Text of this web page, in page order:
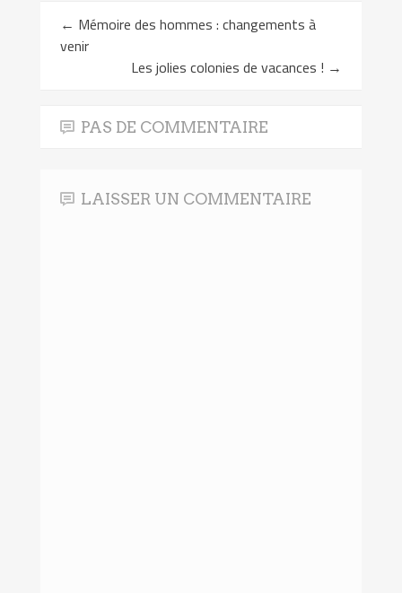
← Mémoire des hommes : changements à
venir
Les jolies colonies de vacances ! →
PAS DE COMMENTAIRE
LAISSER UN COMMENTAIRE